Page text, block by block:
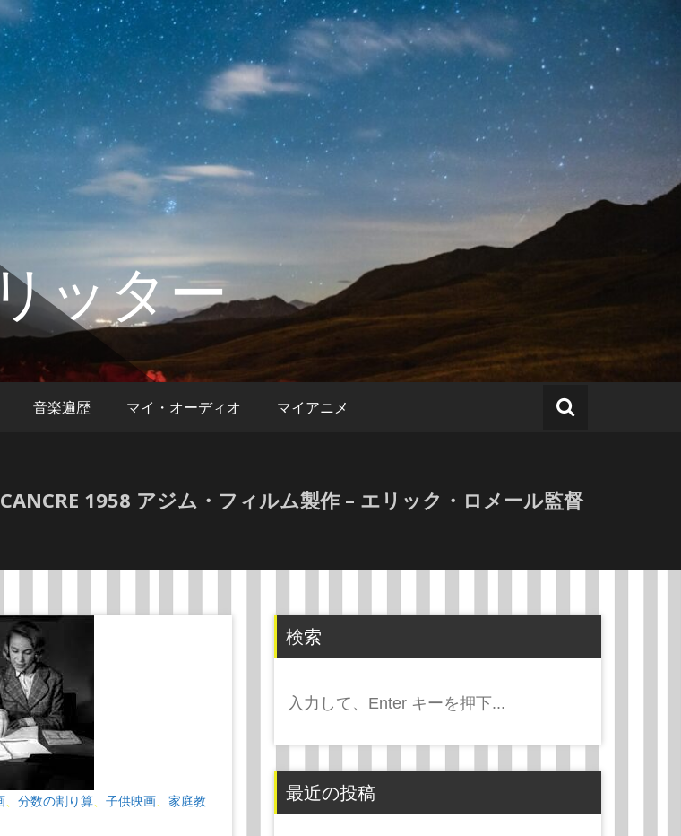
ッター
音楽遍歴 マイ・オーディオ マイアニメ
1958 アジム・フィルム製作 – エリック・ロメール監督
分数の割り算 子供映画 家庭教
検索
索:
最近の投稿